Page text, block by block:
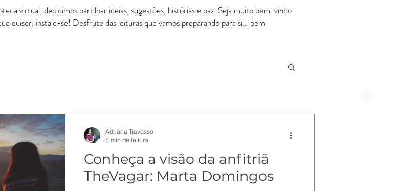
virtual, decidimos partilhar ideias, sugestões, histórias e paz. Seja muito bem-vindo
quiser, instale-se! Desfrute das leituras que vamos preparando para si… bem
Conheça a visão da anfitriã
TheVagar: Marta Domingos
Adriana Travasso
5 min de leitura